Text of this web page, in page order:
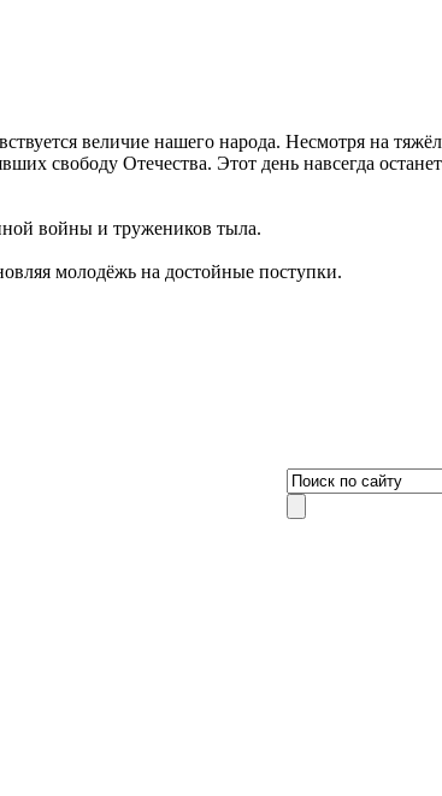
величие нашего народа. Несмотря на
свободу Отечества. Этот день навсегда
войны и тружеников тыла.
молодёжь на достойные поступки.